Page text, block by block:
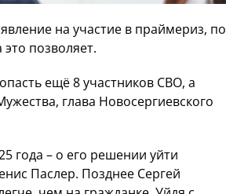
на участие в праймериз, по
позволяет.
ещё 8 участников СВО, а
глава Новосергиевского
года – о его решении уйти
Паслер. Позднее Сергей